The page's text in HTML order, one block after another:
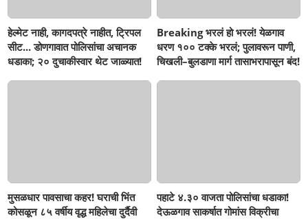
हेल्मेट नाही, कागदपत्रे नाहीत, ट्रिपल
सीट... डोणगावात पोलिसांचा अचानक
धडाका; २० दुचाकीस्वार थेट जाळ्यात!
Breaking भरलं हो भरलं! येळगाव
धरण १०० टक्के भरलं; पुलावरून पाणी,
चिखली–बुलडाणा मार्ग तासाभरापासून बंद!
मुसळधार पावसाचा कहर! घराची भिंत
कोसळून ८५ वर्षीय वृद्ध महिलेचा दुर्दैवी
पहाटे ४.३० वाजता पोलिसांचा धडाका!
देऊळगाव साकर्षात गोमांस विक्रीचा